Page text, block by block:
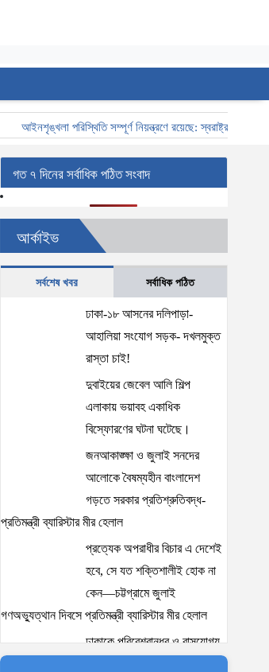
আইনশৃঙ্খলা পরিস্থিতি সম্পূর্ণ নিয়ন্ত্রণে রয়েছে: স্বরাষ্ট্রমন্ত্রী
গত ৭ দিনের সর্বাধিক পঠিত সংবাদ
আর্কাইভ
সর্বশেষ খবর সর্বাধিক পঠিত
ঢাকা-১৮ আসনের দলিপাড়া-
আহালিয়া সংযোগ সড়ক- দখলমুক্ত
রাস্তা চাই!
দুবাইয়ের জেবেল আলি শিল্প
এলাকায় ভয়াবহ একাধিক
বিস্ফোরণের ঘটনা ঘটেছে।
জনআকাঙ্ক্ষা ও জুলাই সনদের
আলোকে বৈষম্যহীন বাংলাদেশ
গড়তে সরকার প্রতিশ্রুতিবদ্ধ-
প্রতিমন্ত্রী ব্যারিস্টার মীর হেলাল
প্রত্যেক অপরাধীর বিচার এ দেশেই
হবে, সে যত শক্তিশালীই হোক না
কেন—চট্টগ্রামে জুলাই
গণঅভ্যুত্থান দিবসে প্রতিমন্ত্রী ব্যারিস্টার মীর হেলাল
ঢাকাকে পরিবেশবান্ধব ও বাসযোগ্য